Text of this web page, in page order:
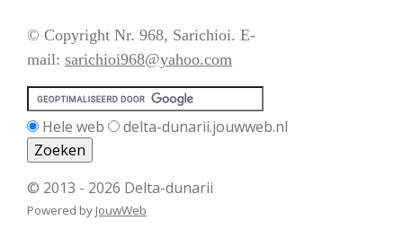
© Copyright Nr. 968, Sarichioi. E-
mail: sarichioi968@yahoo.com
Hele web delta-dunarii.jouwweb.nl
© 2013 - 2026 Delta-dunarii
Powered by JouwWeb